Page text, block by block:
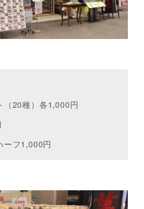
（20種）各1,000円
ーフ1,000円